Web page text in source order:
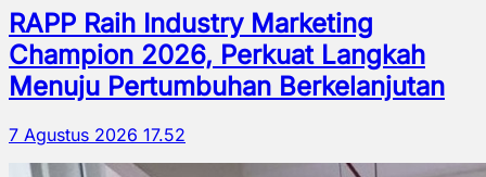
RAPP Raih Industry Marketing
Champion 2026, Perkuat Langkah
Menuju Pertumbuhan Berkelanjutan
7 Agustus 2026 17.52